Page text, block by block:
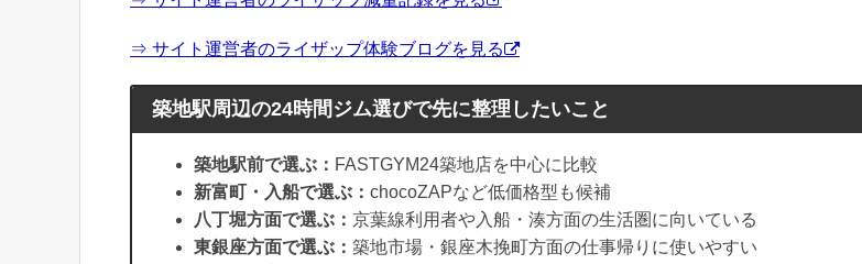
⇒ サイト運営者のライザップ体験ブログを見る
築地駅周辺の24時間ジム選びで先に整理したいこと
築地駅前で選ぶ： FASTGYM24築地店を中心に比較
新富町・入船で選ぶ： chocoZAPなど低価格型も候補
八丁堀方面で選ぶ： 京葉線利用者や入船・湊方面の生活圏に向いている
東銀座方面で選ぶ： 築地市場・銀座木挽町方面の仕事帰りに使いやすい